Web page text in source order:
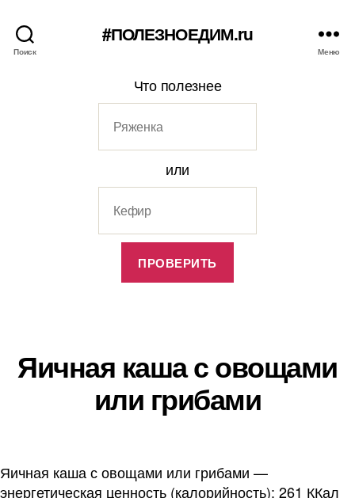
Поиск
#ПОЛЕЗНОЕДИМ.ru
Меню
Что полезнее
или
Яичная каша с овощами
или грибами
Яичная каша с овощами или грибами —
энергетическая ценность (калорийность): 261 ККал